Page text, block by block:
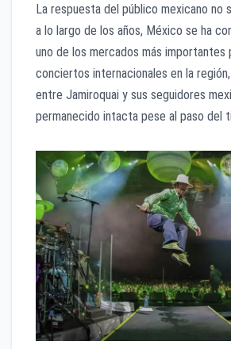
La respuesta del público mexicano no
a lo largo de los años, México se ha
uno de los mercados más importantes
conciertos internacionales en la
entre Jamiroquai y sus seguidores
permanecido intacta pese al paso del